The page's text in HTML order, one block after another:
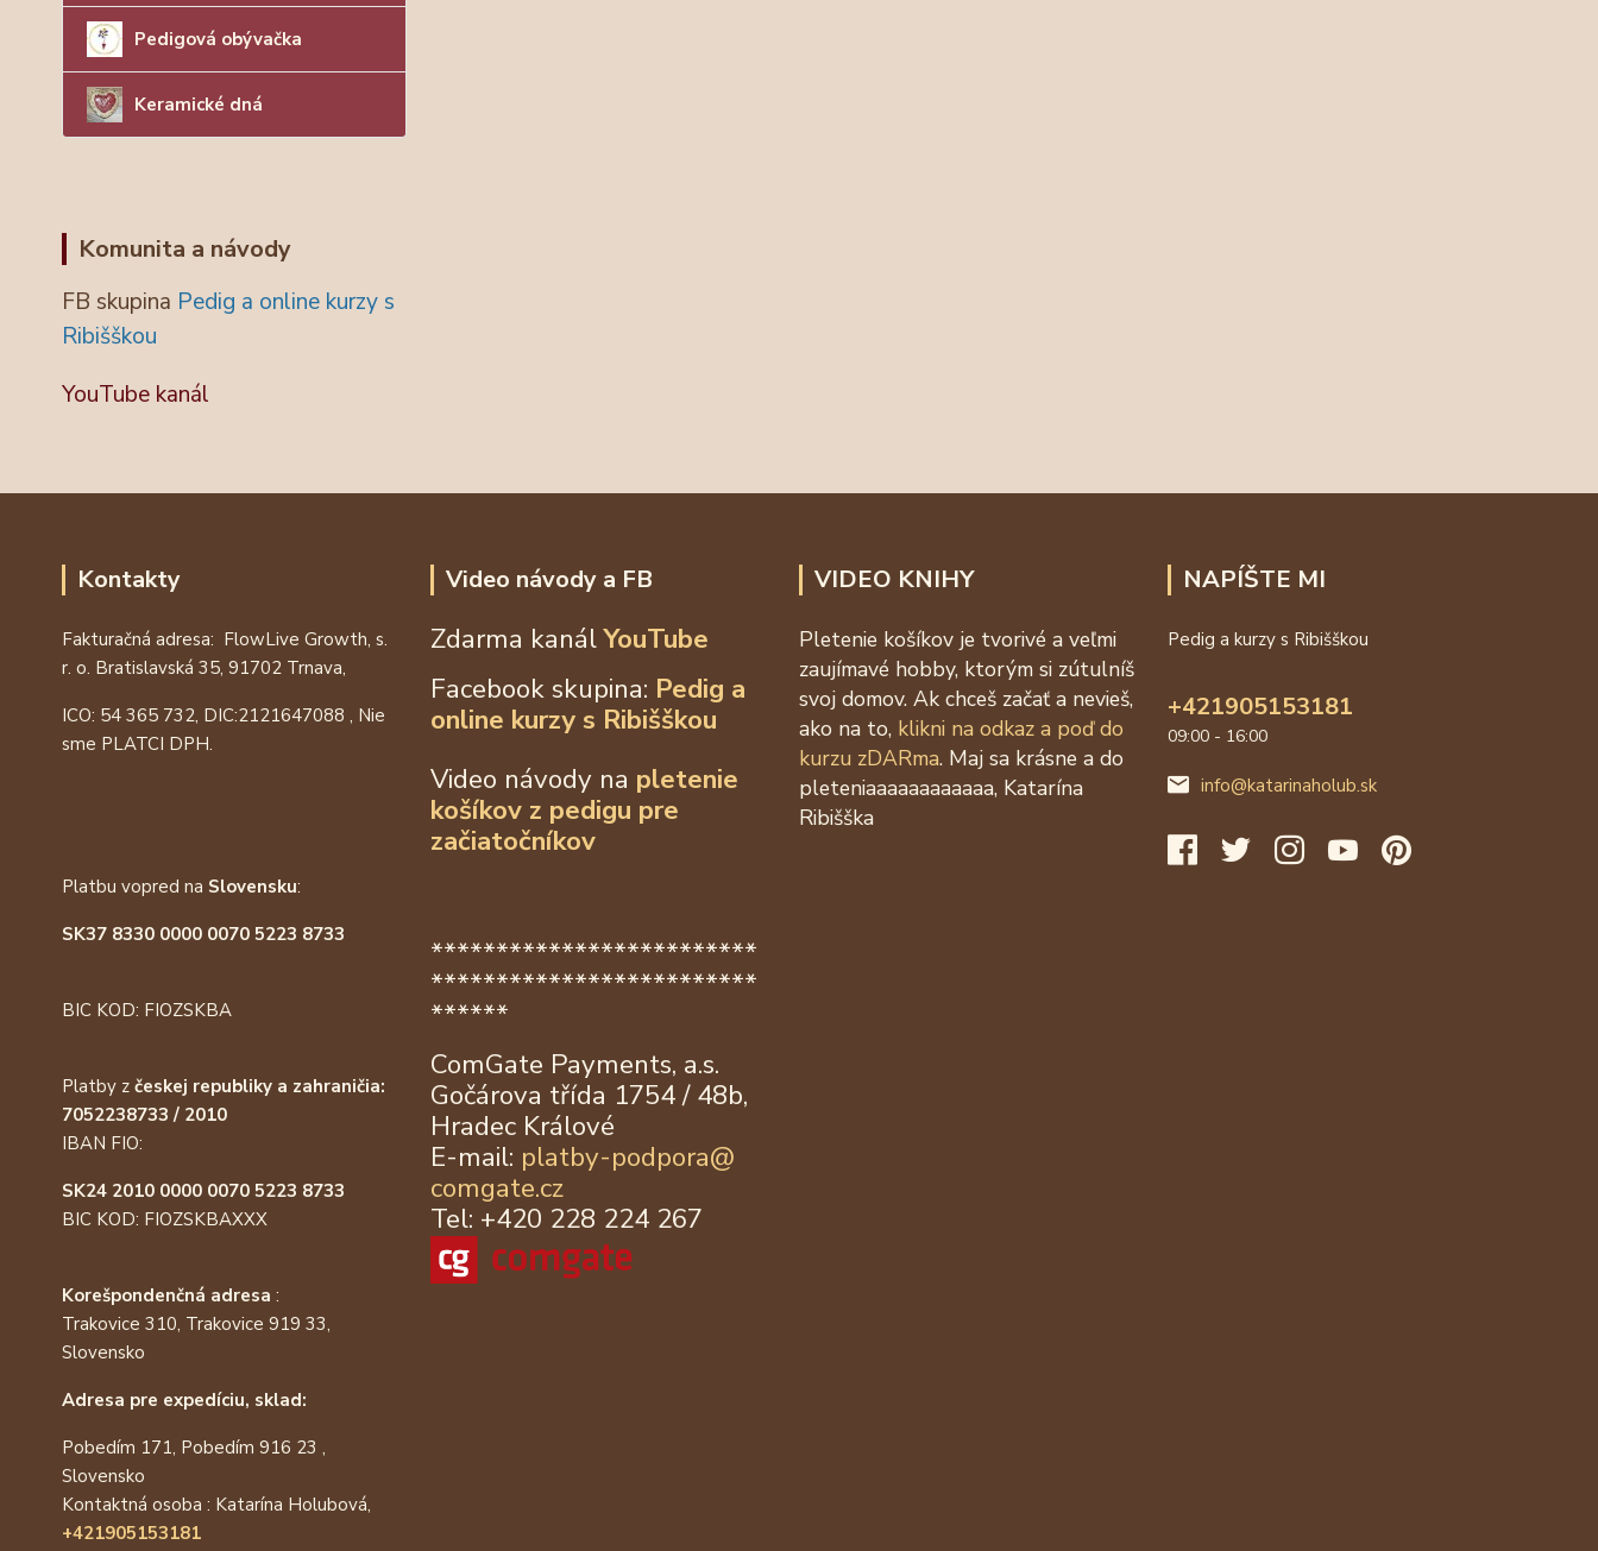
Pedigová obývačka
Keramické dná
Komunita a návody
FB skupina Pedig a online kurzy s
Ribišškou
YouTube kanál
Kontakty
Fakturačná adresa: FlowLive Growth, s.
r. o. Bratislavská 35, 91702 Trnava,
ICO: 54 365 732, DIC:2121647088 , Nie
sme PLATCI DPH.
Platbu vopred na Slovensku:
SK37 8330 0000 0070 5223 8733
BIC KOD: FIOZSKBA
Platby z českej republiky a zahraničia:
7052238733 / 2010
IBAN FIO:
SK24 2010 0000 0070 5223 8733
BIC KOD: FIOZSKBAXXX
Korešpondenčná adresa :
Trakovice 310, Trakovice 919 33,
Slovensko
Adresa pre expedíciu, sklad:
Pobedím 171, Pobedím 916 23 ,
Slovensko
Kontaktná osoba : Katarína Holubová,
+421905153181
Video návody a FB
Zdarma kanálYouTube
Facebook skupina: Pedig a
online kurzy s Ribišškou
Video návody na pletenie
košíkov z pedigu pre
začiatočníkov
*************************
*************************
******
ComGate Payments, a.s.
Gočárova třída 1754 / 48b,
Hradec Králové
E-mail: platby-podpora@
comgate.cz
Tel: +420 228 224 267
VIDEO KNIHY
Pletenie košíkov je tvorivé a veľmi
zaujímavé hobby, ktorým si zútulníš
svoj domov. Ak chceš začať a nevieš,
ako na to, klikni na odkaz a poď do
kurzu zDARma. Maj sa krásne a do
pleteniaaaaaaaaaaaa, Katarína
Ribišška
NAPÍŠTE MI
Pedig a kurzy s Ribišškou
+421905153181
09:00 - 16:00
info@katarinaholub.sk